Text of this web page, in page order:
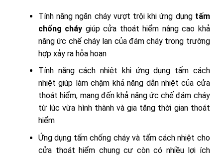
Tính năng ngăn cháy vượt trội khi ứng dụng tấm
chống cháy giúp cửa thoát hiểm nâng cao khả
năng ức chế cháy lan của đám cháy trong trường
hợp xảy ra hỏa hoạn
Tính năng cách nhiệt khi ứng dụng tấm cách
nhiệt giúp làm chậm khả năng dẫn nhiệt của cửa
thoát hiểm, mang đến khả năng ức chế đám cháy
từ lúc vừa hình thành và gia tăng thời gian thoát
hiểm
Ứng dụng tấm chống cháy và tấm cách nhiệt cho
cửa thoát hiểm chung cư còn có nhiều lợi ích